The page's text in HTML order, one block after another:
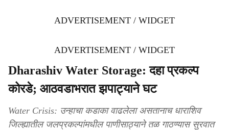
ADVERTISEMENT / WIDGET
ADVERTISEMENT / WIDGET
Dharashiv Water Storage: दहा प्रकल्प
कोरडे; आठवडाभरात झपाट्याने घट
Water Crisis: उन्हाचा कडाका वाढलेला असतानाच धाराशिव
जिल्ह्यातील जलप्रकल्पांमधील पाणीसाठ्याने तळ गाठण्यास सुरवात